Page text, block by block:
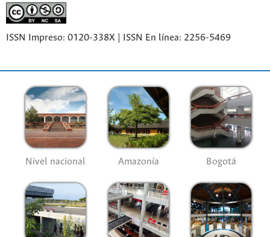
ISSN Impreso: 0120-338X | ISSN En línea: 2256-5469
Nivel nacional Amazonía Bogotá